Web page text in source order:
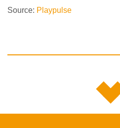
Source: Playpulse